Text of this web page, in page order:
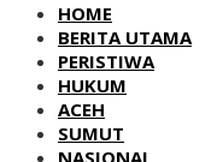
HOME
BERITA UTAMA
PERISTIWA
HUKUM
ACEH
SUMUT
NASIONAL